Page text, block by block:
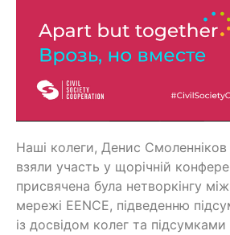
Наші колеги, Денис Смоленніков
взяли участь у щорічній
присвячена була нетворкінгу
мережі EENCE, підведенню
із досвідом колег та підсумками